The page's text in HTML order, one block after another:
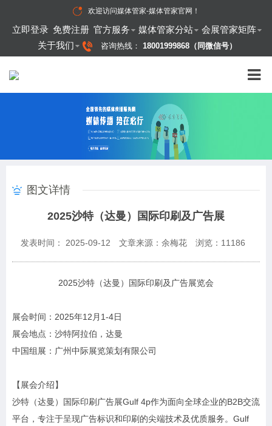
欢迎访问媒体管家-媒体管家官网 ！
立即登录 免费注册 官方服务 媒体管家分站
会展管家矩阵
关于我们
咨询热线： 18001999868（同微信号）
图文详情
2025沙特（达曼）国际印刷及广告展
发表时间： 2025-09-12 文章来源：余梅花 浏览： 11186
2025沙特（达曼）国际印刷及广告展览会
展会时间：2025年12月1-4日
展会地点：沙特阿拉伯，达曼
中国组展：广州中际展览策划有限公司
【展会介绍】
沙特（达曼）国际印刷广告展Gulf 4p作为面向全球企业的B2B交流
平台，专注于呈现广告标识和印刷的尖端技术及优质服务。Gulf